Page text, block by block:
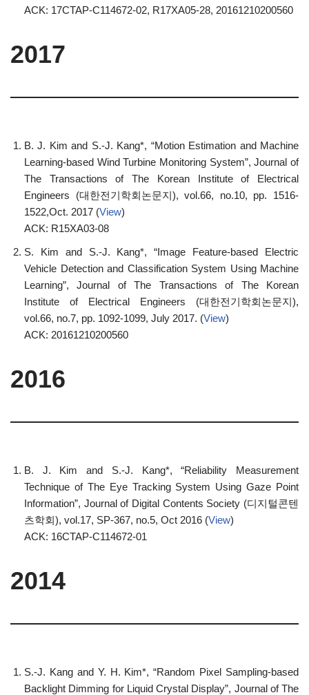
ACK: 17CTAP-C114672-02, R17XA05-28, 20161210200560
2017
B. J. Kim and S.-J. Kang*, “Motion Estimation and Machine
Learning-based Wind Turbine Monitoring System”, Journal of
The Transactions of The Korean Institute of Electrical
Engineers (대한전기학회논문지), vol.66, no.10, pp. 1516-
1522,Oct. 2017 (View)
ACK: R15XA03-08
S. Kim and S.-J. Kang*, “Image Feature-based Electric
Vehicle Detection and Classification System Using Machine
Learning”, Journal of The Transactions of The Korean
Institute of Electrical Engineers (대한전기학회논문지),
vol.66, no.7, pp. 1092-1099, July 2017. (View)
ACK: 20161210200560
2016
B. J. Kim and S.-J. Kang*, “Reliability Measurement
Technique of The Eye Tracking System Using Gaze Point
Information”, Journal of Digital Contents Society (디지털콘텐
츠학회), vol.17, SP-367, no.5, Oct 2016 (View)
ACK: 16CTAP-C114672-01
2014
S.-J. Kang and Y. H. Kim*, “Random Pixel Sampling-based
Backlight Dimming for Liquid Crystal Display”, Journal of The